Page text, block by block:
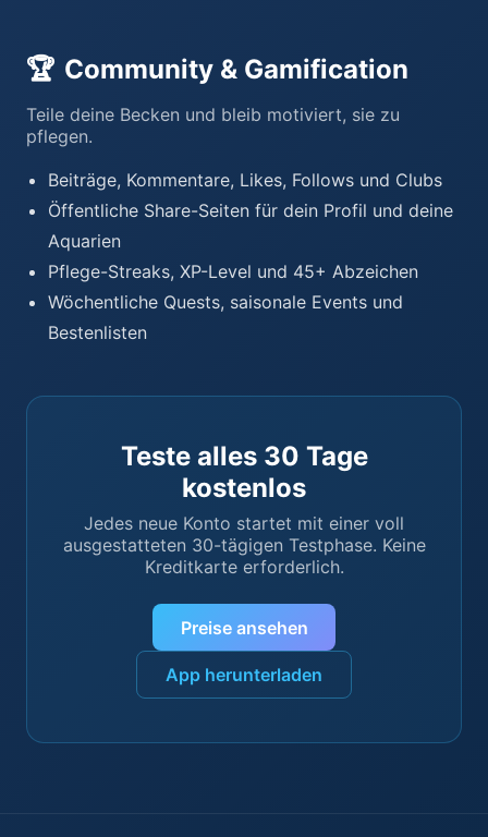
🏆 Community & Gamification
Teile deine Becken und bleib motiviert, sie zu
pflegen.
Beiträge, Kommentare, Likes, Follows und Clubs
Öffentliche Share-Seiten für dein Profil und deine
Aquarien
Pflege-Streaks, XP-Level und 45+ Abzeichen
Wöchentliche Quests, saisonale Events und
Bestenlisten
Teste alles 30 Tage
kostenlos
Jedes neue Konto startet mit einer voll
ausgestatteten 30-tägigen Testphase. Keine
Kreditkarte erforderlich.
Preise ansehen
App herunterladen